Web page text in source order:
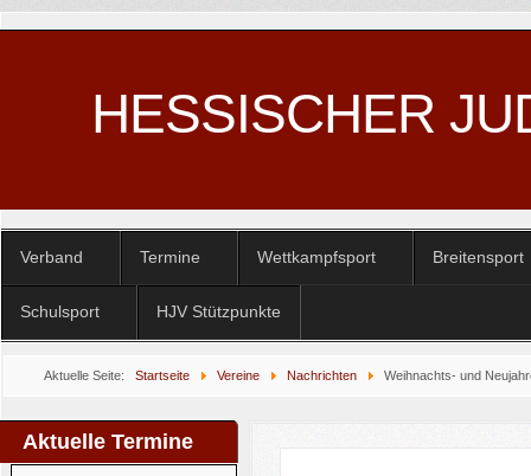
HESSISCHER
Verband Termine Wettkampfsport Breitensport
Schulsport HJV Stützpunkte
Aktuelle Seite: Startseite Vereine Nachrichten Weihnachts- und
Aktuelle Termine